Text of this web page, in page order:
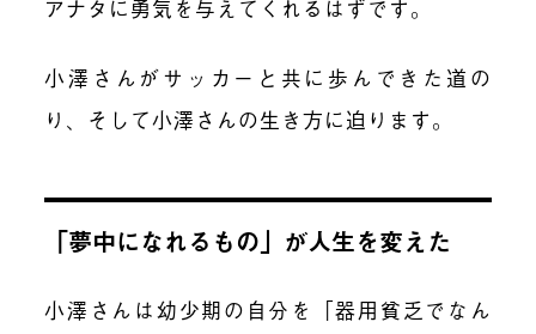
アナタに勇気を与えてくれるはずです。
小澤さんがサッカーと共に歩んできた道の
り、そして小澤さんの生き方に迫ります。
「夢中になれるもの」が人生を変えた
小澤さんは幼少期の自分を「器用貧乏でなん